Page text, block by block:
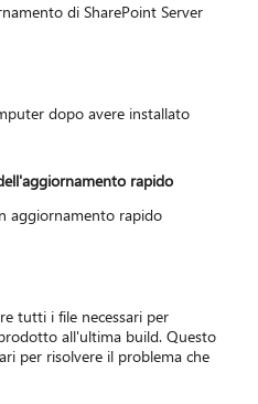
di SharePoint Server
dopo avere installato
rapido
aggiornamento rapido
tutti i file necessari per
all'ultima build. Questo
per risolvere il problema che